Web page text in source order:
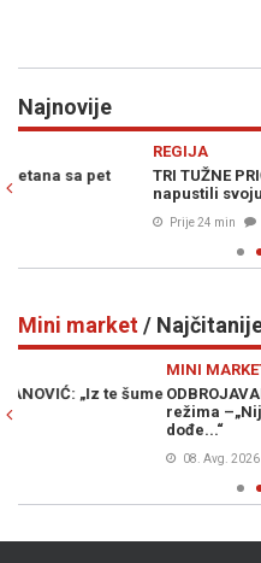
Najnovije
TRI TUŽNE PRIČE: Bosanac,
napustili svoju zemlju
Mini market/
ODBROJAVANJE U REPUBLICI
režima –„Nije normalno da se